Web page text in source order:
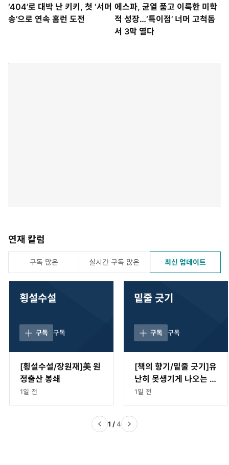
‘404’로 대박 난 키키, 첫 ‘서머
송’으로 연속 홈런 도전
에스파, 균열 품고 이룩한 미학
적 성장…‘특이점’ 너머 고척돔
서 3막 열다
연재 칼럼
구독 많은 실시간 구독 많은 최신 업데이트
횡설수설
구독 구독
[횡설수설/장원재]美 원
정출산 봉쇄
1일 전
밑줄 긋기
구독 구독
[책의 향기/밑줄 긋기]유
난히 못생기게 나오는 카
메라
1일 전
1 /4